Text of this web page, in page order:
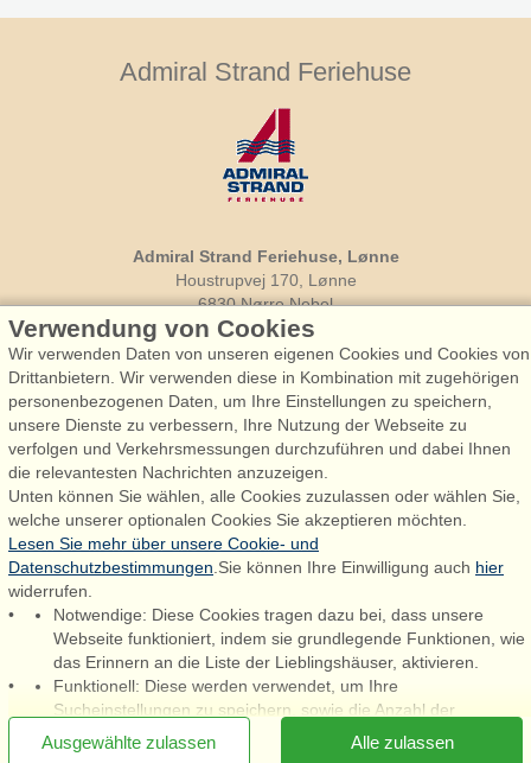
Admiral Strand Feriehuse
Admiral Strand Feriehuse, Lønne
Houstrupvej 170, Lønne
6830 Nørre Nebel
booking@admiralstrand.com
+45 70 60 87 78
Følg os på: Facebook
Instagram
Admiral Strand Feriehuse ApS | CVR 27 23 39 10 |
Newsletter jetzt abonnieren [x]
Verwendung von Cookies
Wir verwenden Daten von unseren eigenen Cookies und Cookies von
Drittanbietern. Wir verwenden diese in Kombination mit zugehörigen
personenbezogenen Daten, um Ihre Einstellungen zu speichern,
unsere Dienste zu verbessern, Ihre Nutzung der Webseite zu
verfolgen und Verkehrsmessungen durchzuführen und dabei Ihnen
die relevantesten Nachrichten anzuzeigen.
Unten können Sie wählen, alle Cookies zuzulassen oder wählen Sie,
welche unserer optionalen Cookies Sie akzeptieren möchten.
Lesen Sie mehr über unsere Cookie- und
Datenschutzbestimmungen.Sie können Ihre Einwilligung auch hier
widerrufen.
Notwendige: Diese Cookies tragen dazu bei, dass unsere
Webseite funktioniert, indem sie grundlegende Funktionen, wie
das Erinnern an die Liste der Lieblingshäuser, aktivieren.
Funktionell: Diese werden verwendet, um Ihre
Sucheinstellungen zu speichern, sowie die Anzahl der
Personen, Vieh, Ankunftsdatum, etc.
Statistisch: Diese ermöglichen eine bessere Benutzererfahrung,
Alle zulassen
Ausgewählte zulassen